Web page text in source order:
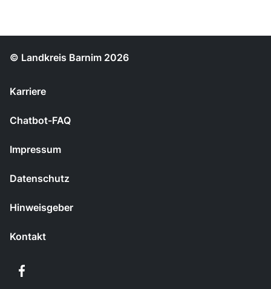
© Landkreis Barnim 2026
Karriere
Chatbot-FAQ
Impressum
Datenschutz
Hinweisgeber
Kontakt
Facebook